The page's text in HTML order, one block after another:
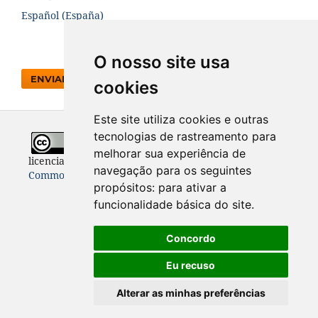
O nosso site usa
cookies
Este site utiliza cookies e outras
tecnologias de rastreamento para
melhorar sua experiência de
navegação para os seguintes
propósitos: para ativar a
funcionalidade básica do site.
Concordo
Eu recuso
Alterar as minhas preferências
Español (España)
ENVIAR SUBMISSÃO
Todo o conteúdo desta revista está
licenciado sob aLicençaInternacional Creative
Commons 4.0 (CC BY 4.0)